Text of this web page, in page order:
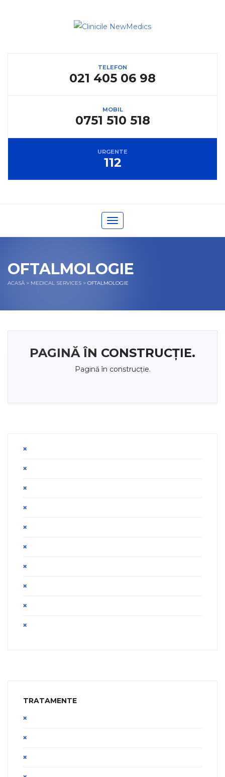
TELEFON
021 405 06 98
MOBIL
0751 510 518
URGENTE
112
Toggle navigation
OFTALMOLOGIE
ACASĂ > MEDICAL SERVICES > OFTALMOLOGIE
PAGINĂ ÎN CONSTRUCȚIE.
Pagină în construcție.
TRATAMENTE